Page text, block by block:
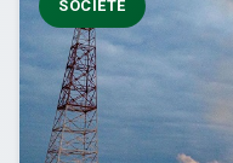
SOCIÉTÉ